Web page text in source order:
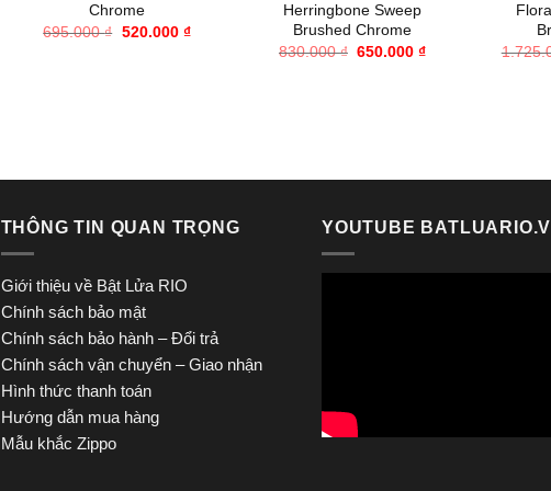
Chrome
695.000₫ Giá
520.000 ₫Giá
Herringbone Sweep
Brushed Chrome
830.000₫ Giá
650.000₫Giá
THÔNG TIN QUAN TRỌNG
Giới thiệu về Bật Lửa RIO
Chính sách bảo mật
Chính sách bảo hành – Đổi trả
Chính sách vận chuyển – Giao nhận
Hình thức thanh toán
Hướng dẫn mua hàng
Mẫu khắc Zippo
YOUTUBE